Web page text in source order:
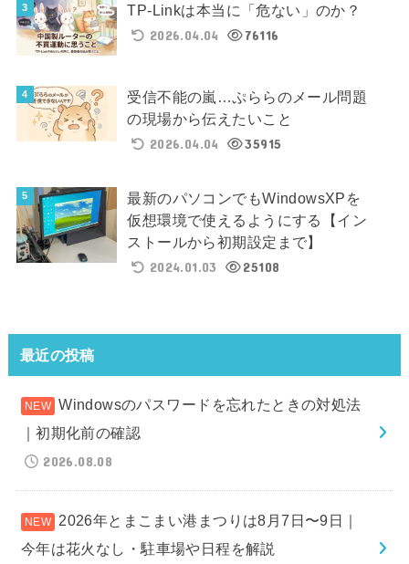
TP-Linkは本当に「危ない」のか？
2026.04.04
76116
受信不能の嵐…ぷららのメール問題
の現場から伝えたいこと
2026.04.04
35915
最新のパソコンでもWindowsXPを
仮想環境で使えるようにする【イン
ストールから初期設定まで】
2024.01.03
25108
最近の投稿
Windowsのパスワードを忘れたときの対処法
｜初期化前の確認
2026.08.08
2026年とまこまい港まつりは8月7日〜9日｜
今年は花火なし・駐車場や日程を解説